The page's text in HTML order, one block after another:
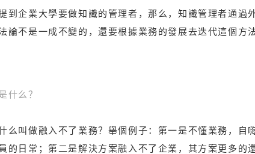
企業大學要做知識的管理者，那么，知識管理者通過
不是一成不變的，還要根據業務的發展去迭代這個方
什么？
么叫做融入不了業務？舉個例子：第一是不懂業務，自
日常；第二是解決方案融入不了企業，其方案更多的